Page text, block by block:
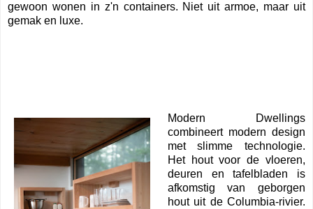
gewoon wonen in z'n containers. Niet uit armoe, maar uit
gemak en luxe.
Modern Dwellings
combineert modern design
met slimme technologie.
Het hout voor de vloeren,
deuren en tafelbladen is
afkomstig van geborgen
hout uit de Columbia-rivier.